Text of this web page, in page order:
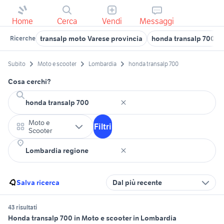
Home Cerca Vendi Messaggi
Ricerche transalp moto Varese provincia honda transalp 700
Subito Moto e scooter Lombardia honda transalp 700
Cosa cerchi?
Moto e
Scooter
Filtri
Salva ricerca Dal più recente
43 risultati
Honda transalp 700 in Moto e scooter in Lombardia